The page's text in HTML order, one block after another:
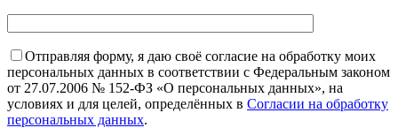
Отправляя форму, я даю своё согласие на обработку моих
персональных данных в соответствии с Федеральным законом
от 27.07.2006 № 152-ФЗ «О персональных данных», на
условиях и для целей, определённых в Согласии на обработку
персональных данных.